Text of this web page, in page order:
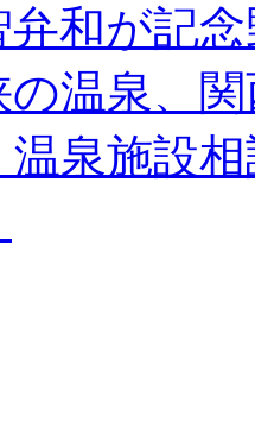
和が記
温泉、
温泉施設